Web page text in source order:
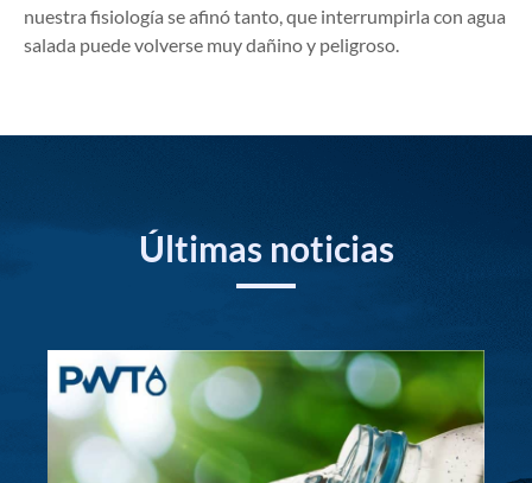
nuestra fisiología se afinó tanto, que interrumpirla con agua
salada puede volverse muy dañino y peligroso.
Últimas noticias